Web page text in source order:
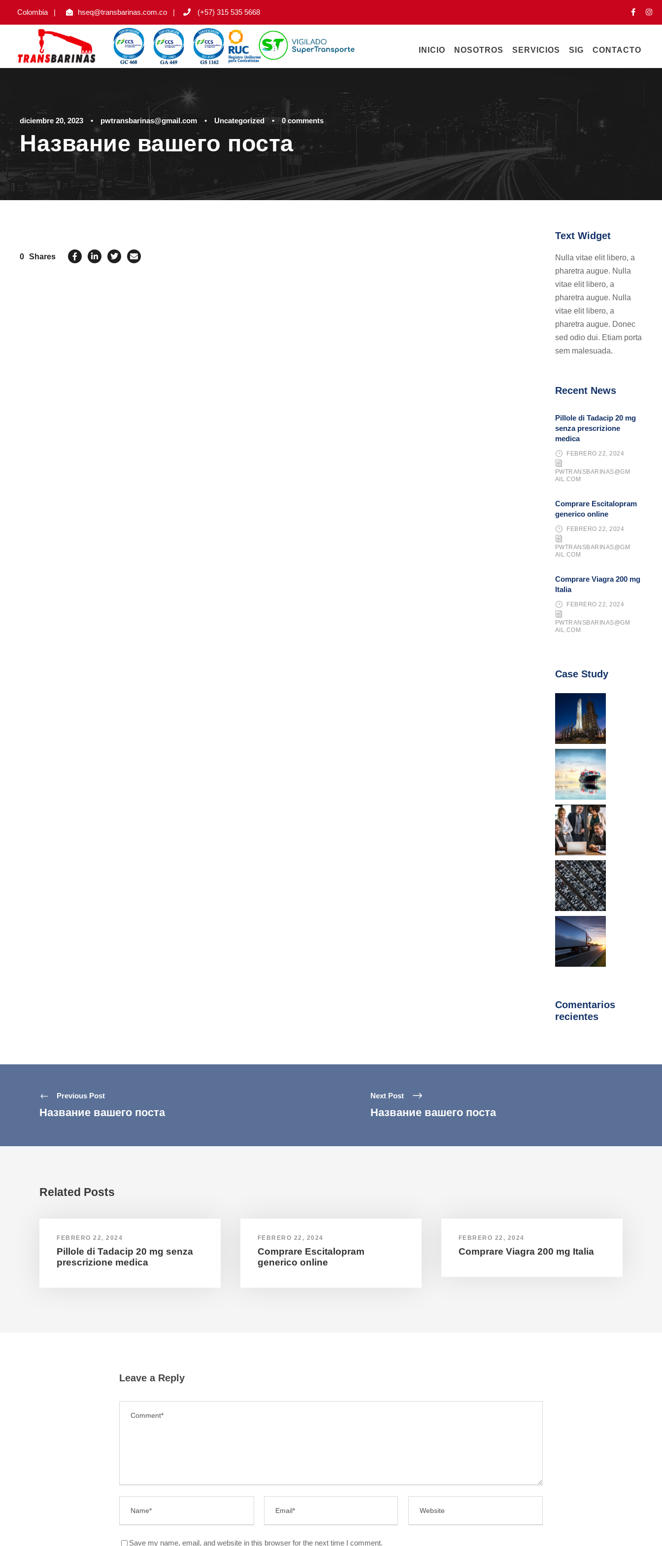
Colombia | hseq@transbarinas.com.co | (+57) 315 535 5668
INICIO NOSOTROS SERVICIOS SIG CONTACTO
diciembre 20, 2023 • pwtransbarinas@gmail.com • Uncategorized • 0 comments
Название вашего поста
0 Shares
Text Widget
Nulla vitae elit libero, a
pharetra augue. Nulla
vitae elit libero, a
pharetra augue. Nulla
vitae elit libero, a
pharetra augue. Donec
sed odio dui. Etiam porta
sem malesuada.
Recent News
Pillole di Tadacip 20 mg
senza prescrizione
medica
FEBRERO 22, 2024
PWTRANSBARINAS@GM
AIL.COM
Comprare Escitalopram
generico online
FEBRERO 22, 2024
PWTRANSBARINAS@GM
AIL.COM
Comprare Viagra 200 mg
Italia
FEBRERO 22, 2024
PWTRANSBARINAS@GM
AIL.COM
Case Study
Comentarios
recientes
Previous Post
Название вашего поста
Next Post
Название вашего поста
Related Posts
FEBRERO 22, 2024
Pillole di Tadacip 20 mg senza
prescrizione medica
FEBRERO 22, 2024
Comprare Escitalopram
generico online
FEBRERO 22, 2024
Comprare Viagra 200 mg Italia
Leave a Reply
Save my name, email, and website in this browser for the next time I comment.